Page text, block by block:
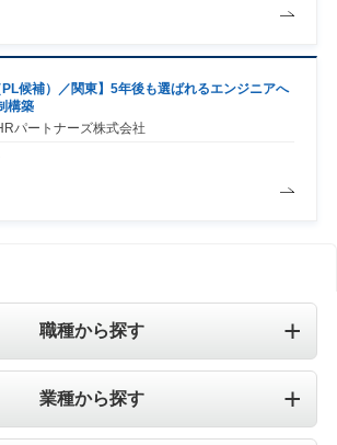
PL候補）／関東】5年後も選ばれるエンジニアへ
構築
パートナーズ株式会社
職種から探す
業種から探す